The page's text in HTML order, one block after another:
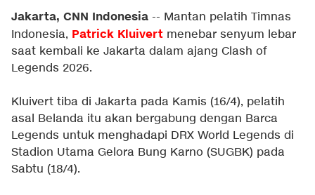
Jakarta, CNN Indonesia -- Mantan pelatih Timnas
Indonesia, Patrick Kluivert menebar senyum lebar
saat kembali ke Jakarta dalam ajang Clash of
Legends 2026.
Kluivert tiba di Jakarta pada Kamis (16/4), pelatih
asal Belanda itu akan bergabung dengan Barca
Legends untuk menghadapi DRX World Legends di
Stadion Utama Gelora Bung Karno (SUGBK) pada
Sabtu (18/4).